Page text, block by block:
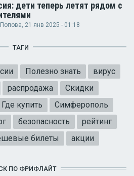
дети теперь летят рядом с
, 21 янв 2025 - 01:18
ТАГИ
Полезно знать
вирус
распродажа
Скидки
Где купить
Симферополь
безопасность
рейтинг
билеты акции
ПО ФРИФЛАЙТ